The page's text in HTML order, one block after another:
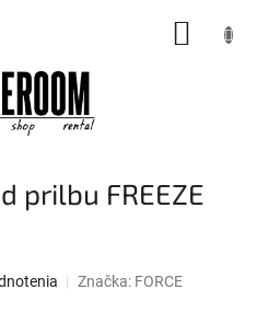
prilbu FREEZE
Značka: FORCE